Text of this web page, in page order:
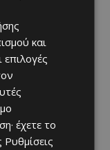
το “διπλό”
και
έχετε το
Ρυθμίσεις